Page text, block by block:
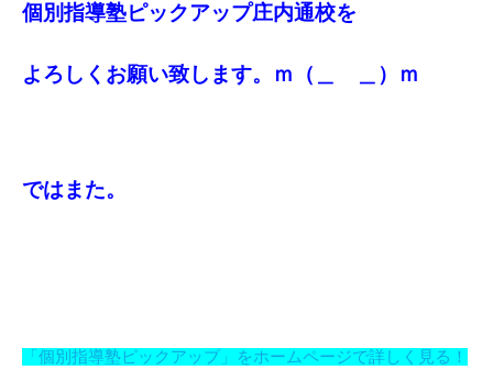
個別指導塾ピックアップ庄内通校を
よろしくお願い致します。ｍ（＿ ＿）ｍ
ではまた。
「個別指導塾ピックアップ」をホームページで詳しく見る！